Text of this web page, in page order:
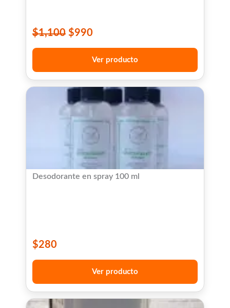
$1,100 $990
Ver producto
Desodorante en spray 100 ml
$280
Ver producto